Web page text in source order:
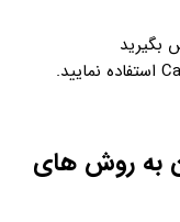
به روش های